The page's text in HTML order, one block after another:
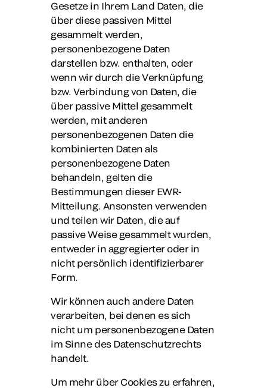
Gesetze in Ihrem Land Daten, die
über diese passiven Mittel
gesammelt werden,
personenbezogene Daten
darstellen bzw. enthalten, oder
wenn wir durch die Verknüpfung
bzw. Verbindung von Daten, die
über passive Mittel gesammelt
werden, mit anderen
personenbezogenen Daten die
kombinierten Daten als
personenbezogene Daten
behandeln, gelten die
Bestimmungen dieser EWR-
Mitteilung. Ansonsten verwenden
und teilen wir Daten, die auf
passive Weise gesammelt wurden,
entweder in aggregierter oder in
nicht persönlich identifizierbarer
Form.
Wir können auch andere Daten
verarbeiten, bei denen es sich
nicht um personenbezogene Daten
im Sinne des Datenschutzrechts
handelt.
Um mehr über Cookies zu erfahren,